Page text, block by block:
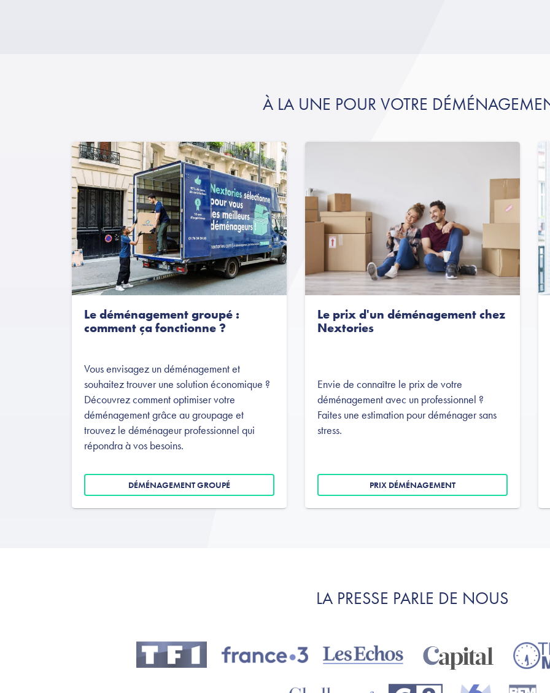
À LA UNE POUR VOTRE
Le déménagement groupé :
comment ça fonctionne ?
Vous envisagez un déménagement et
souhaitez trouver une solution économique ?
Découvrez comment optimiser votre
déménagement grâce au groupage et
trouvez le déménageur professionnel qui
répondra à vos besoins.
DÉMÉNAGEMENT GROUPÉ
Le prix d'un déménagement chez
Nextories
Envie de connaître le prix de votre
déménagement avec un professionnel ?
Faites une estimation pour déménager sans
stress.
PRIX DÉMÉNAGEMENT
LA PRESSE PARLE DE NOUS